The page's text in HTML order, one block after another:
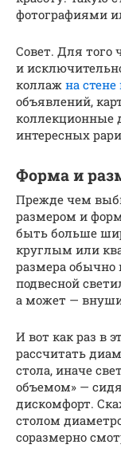
фотографиями
Совет. Для того
и
коллаж на
объявлений,
коллекционные
интересных
Форма и
Прежде чем
размером и
быть больше
круглым или
размера обычно
подвесной
а может —
И вот как раз в
рассчитать
стола, иначе
объемом» —
дискомфорт.
столом
соразмерно